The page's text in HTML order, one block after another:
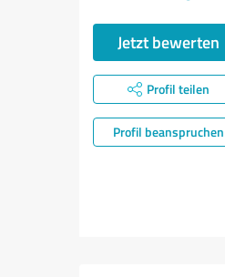
Jetzt bewerten
Profil teilen
Profil beanspruchen